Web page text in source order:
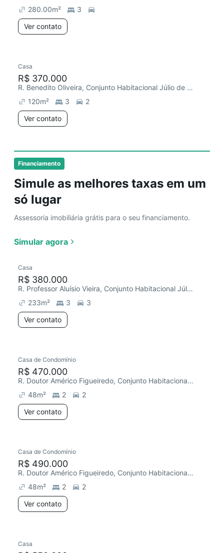
Financiamento
Simule as melhores taxas em um
só lugar
Assessoria imobiliária grátis para o seu financiamento.
Simular agora
280.00m²
3
Ver contato
Casa
R$ 370.000
R. Benedito Oliveira, Conjunto Habitacional Júlio de Mesquita Filho
120m² 3
2
Ver contato
Casa
R$ 380.000
R. Professor Aluísio Vieira, Conjunto Habitacional Júlio de Mesquita Filho
233m² 3
3
Ver contato
Casa de Condomínio
R$ 470.000
R. Doutor Américo Figueiredo, Conjunto Habitacional Júlio de Mesquita Filho
48m² 2
2
Ver contato
Casa de Condomínio
R$ 490.000
R. Doutor Américo Figueiredo, Conjunto Habitacional Júlio de Mesquita Filho
48m² 2
2
Ver contato
Casa